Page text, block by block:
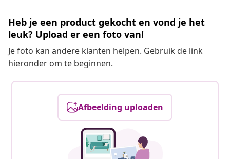
Heb je een product gekocht en vond je het
leuk? Upload er een foto van!
Je foto kan andere klanten helpen. Gebruik de link
hieronder om te beginnen.
Afbeelding uploaden